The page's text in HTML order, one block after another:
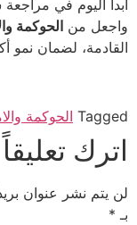
ابدأ اليوم في
واجعل من الحوكمة
القادمة، لضمان نمو
Tagged الحوكمة
اترك تعليقاً
لن يتم نشر عنوان
بـ *